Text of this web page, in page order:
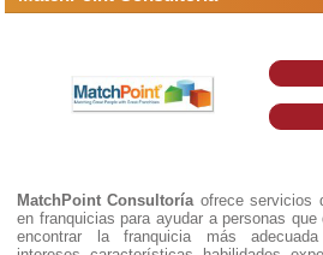
MatchPoint Consultoríaofrece servicios
en franquicias para ayudar a personas
encontrar la franquicia más